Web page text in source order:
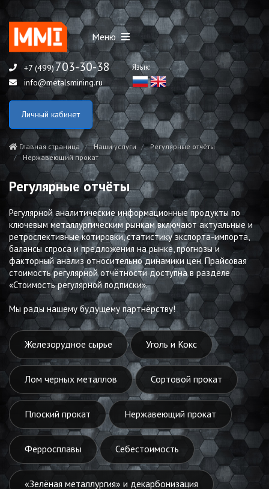
Меню
+7 (499)703-30-38
info@metalsmining.ru
Язык:
Личный кабинет
Главная страница Наши услуги
Регулярные отчёты
Нержавеющий прокат
Регулярные отчёты
Регулярной аналитические информационные продукты по
ключевым металлургическим рынкам включают актуальные и
ретроспективные котировки, статистику экспорта-импорта,
балансы спроса и предложения на рынке, прогнозы и
факторный анализ относительно динамики цен. Прайсовая
стоимость регулярной отчётности доступна в разделе
«Стоимость регулярной подписки».
Мы рады нашему будущему партнёрству!
Железорудное сырье Уголь и Кокс
Лом черных металлов Сортовой прокат
Плоский прокат Нержавеющий прокат
Ферросплавы Себестоимость
«Зелёная металлургия» и декарбонизация